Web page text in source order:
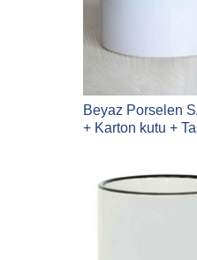
Beyaz Porselen
+ Karton kutu +